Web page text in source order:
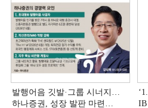
발행어음 깃발·그룹 시너지…
하나증권, 성장 발판 마련
IB